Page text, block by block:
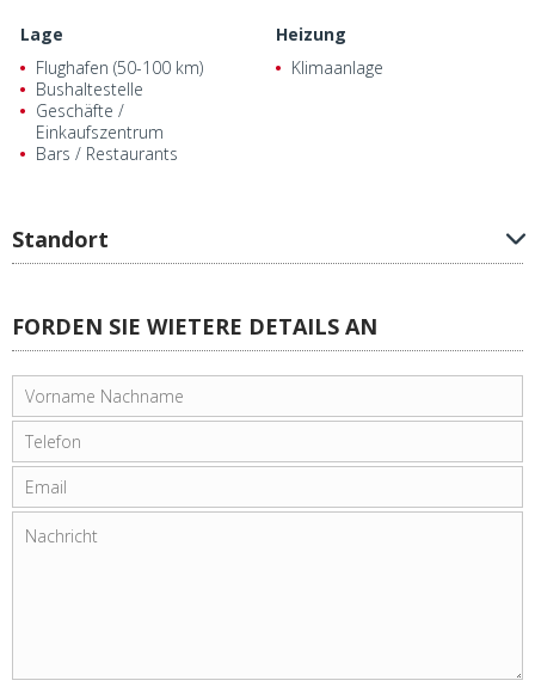
Lage
Flughafen (50-100 km)
Bushaltestelle
Geschäfte /
Einkaufszentrum
Bars / Restaurants
Heizung
Klimaanlage
Standort
FORDEN SIE WIETERE DETAILS AN